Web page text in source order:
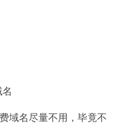
域名尽量不用，毕竟不